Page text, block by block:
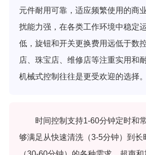
元件耐用可靠，适应频繁使用的商
扰能力强，在各类工作环境中稳定
低，旋钮和开关更换费用远低于数
店、珠宝店、维修店等注重实用和
机械式控制往往是更受欢迎的选择。
时间控制支持1-60分钟定时和
够满足从快速清洗（3-5分钟）到长